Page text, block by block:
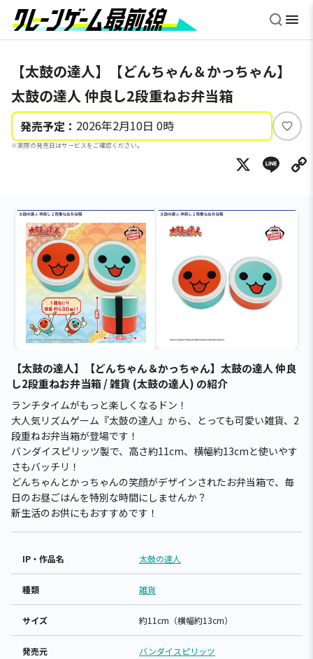
【太鼓の達人】【どんちゃん＆かっちゃん】
太鼓の達人 仲良し2段重ねお弁当箱
発売予定： 2026年2月10日 0時
※実際の発売日はサービスをご確認ください。
い
ね
X
【太鼓の達人】【どんちゃん＆かっちゃん】太鼓の達人 仲良
し2段重ねお弁当箱 / 雑貨 (太鼓の達人) の紹介
ランチタイムがもっと楽しくなるドン！
大人気リズムゲーム『太鼓の達人』から、とっても可愛い雑貨、2
段重ねお弁当箱が登場です！
バンダイスピリッツ製で、高さ約11cm、横幅約13cmと使いやす
さもバッチリ！
どんちゃんとかっちゃんの笑顔がデザインされたお弁当箱で、毎
日のお昼ごはんを特別な時間にしませんか？
新生活のお供にもおすすめです！
IP・作品名 太鼓の達人
種類 雑貨
サイズ 約11cm（横幅約13cm）
発売元 バンダイスピリッツ